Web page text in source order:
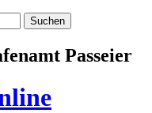
Passeier